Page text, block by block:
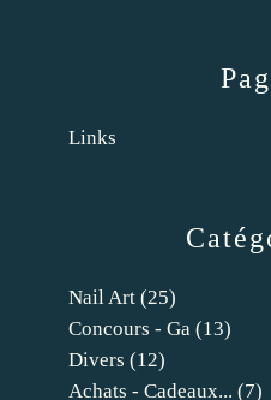
Nail Art (25)
Concours - Ga (13)
Divers (12)
Achats - Cadeaux... (7)
Links